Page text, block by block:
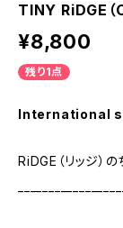
TINY RiDGE（
¥8,800
残り1点
International
RiDGE（リッジ）